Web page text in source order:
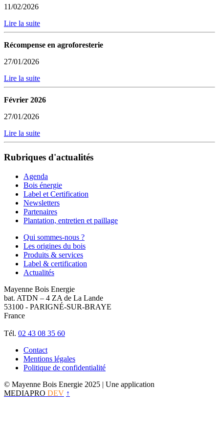
11/02/2026
Lire la suite
Récompense en agroforesterie
27/01/2026
Lire la suite
Février 2026
27/01/2026
Lire la suite
Rubriques d'actualités
Agenda
Bois énergie
Label et Certification
Newsletters
Partenaires
Plantation, entretien et paillage
Qui sommes-nous ?
Les origines du bois
Produits & services
Label & certification
Actualités
Mayenne Bois Energie
bat. ATDN – 4 ZA de La Lande
53100 - PARIGNÉ-SUR-BRAYE
France
Tél. 02 43 08 35 60
Contact
Mentions légales
Politique de confidentialité
© Mayenne Bois Energie 2025 | Une application
MEDIAPRO DEV ↑